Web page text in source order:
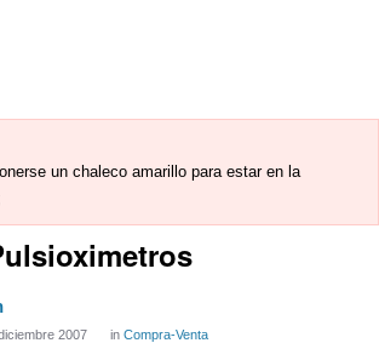
un chaleco amarillo para estar en la
2007 in Compra-Venta